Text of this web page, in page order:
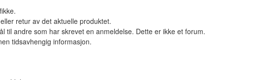
retur av det aktuelle produktet.
til andre som har skrevet en anmeldelse. Dette er ikke et forum.
tidsavhengig informasjon.